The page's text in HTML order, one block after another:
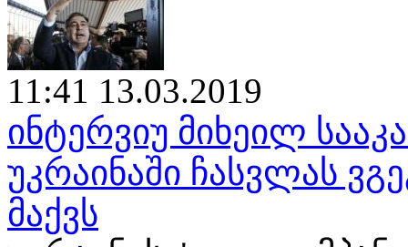
11:41 13.03.2019
ინტერვიუ მიხეილ
უკრაინაში ჩასვლას
მაქვს